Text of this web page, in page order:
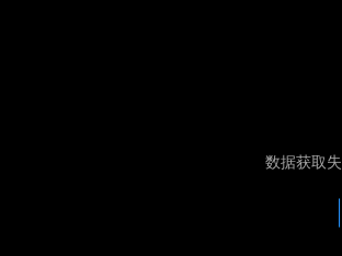
数据获取